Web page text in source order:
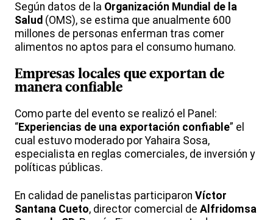
Según datos de la Organización Mundial de la
Salud (OMS), se estima que anualmente 600
millones de personas enferman tras comer
alimentos no aptos para el consumo humano.
Empresas locales que exportan de
manera confiable
Como parte del evento se realizó el Panel:
“Experiencias de una exportación confiable” el
cual estuvo moderado por Yahaira Sosa,
especialista en reglas comerciales, de inversión y
políticas públicas.
En calidad de panelistas participaron Víctor
Santana Cueto, director comercial de Alfridomsa